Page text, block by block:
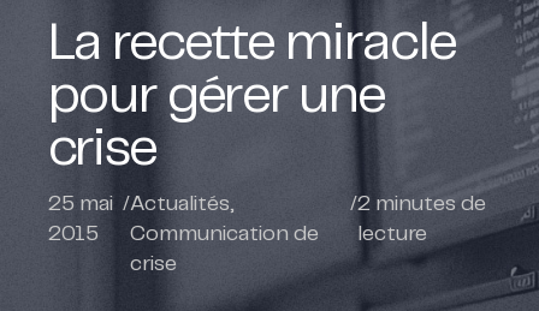
La recette miracle
pour gérer une
crise
25 mai
2015
/Actualités,
Communication de
crise
/2 minutes de
lecture